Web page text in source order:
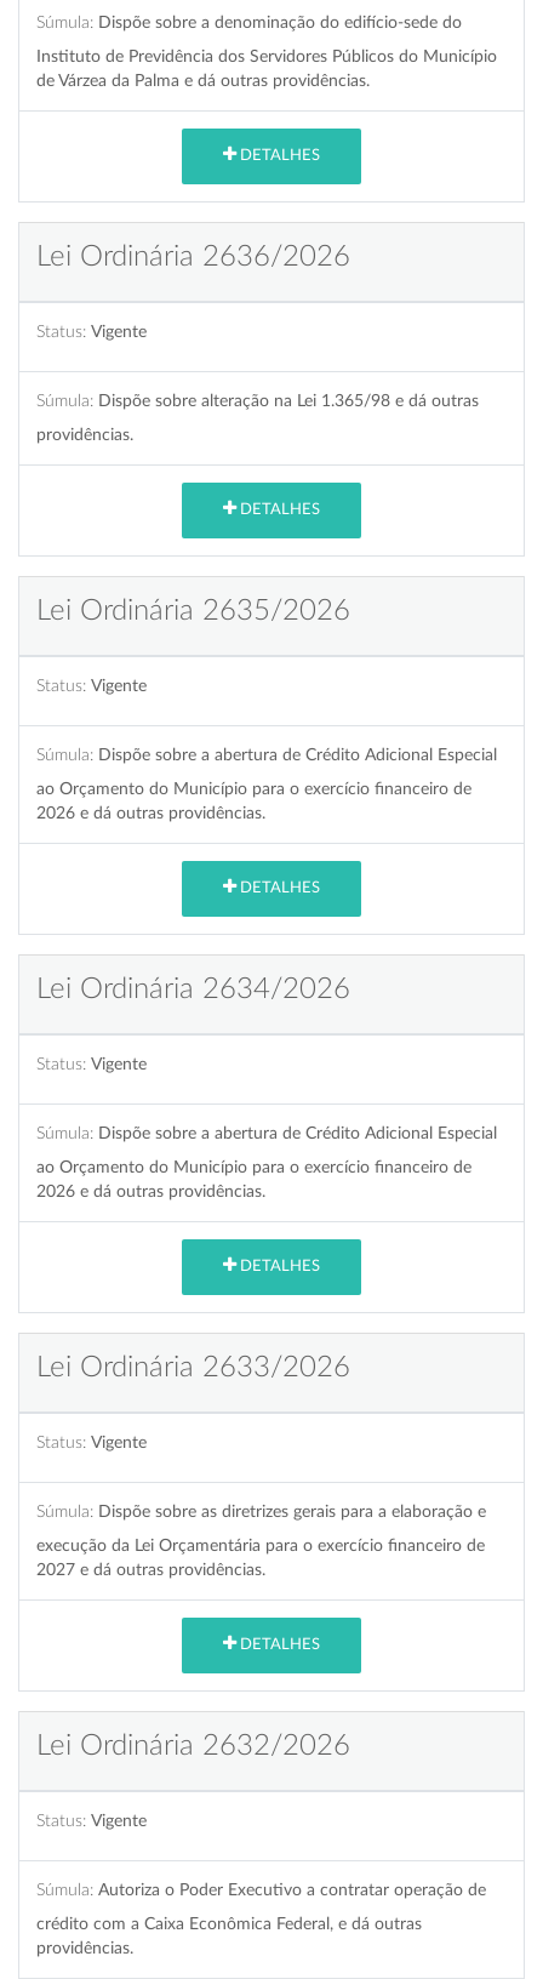
Súmula: Dispõe sobre a denominação do edifício-sede do
Instituto de Previdência dos Servidores Públicos do Município
de Várzea da Palma e dá outras providências.
DETALHES
Lei Ordinária 2636/2026
Status: Vigente
Súmula: Dispõe sobre alteração na Lei 1.365/98 e dá outras
providências.
DETALHES
Lei Ordinária 2635/2026
Status: Vigente
Súmula: Dispõe sobre a abertura de Crédito Adicional Especial
ao Orçamento do Município para o exercício financeiro de
2026 e dá outras providências.
DETALHES
Lei Ordinária 2634/2026
Status: Vigente
Súmula: Dispõe sobre a abertura de Crédito Adicional Especial
ao Orçamento do Município para o exercício financeiro de
2026 e dá outras providências.
DETALHES
Lei Ordinária 2633/2026
Status: Vigente
Súmula: Dispõe sobre as diretrizes gerais para a elaboração e
execução da Lei Orçamentária para o exercício financeiro de
2027 e dá outras providências.
DETALHES
Lei Ordinária 2632/2026
Status: Vigente
Súmula: Autoriza o Poder Executivo a contratar operação de
crédito com a Caixa Econômica Federal, e dá outras
providências.